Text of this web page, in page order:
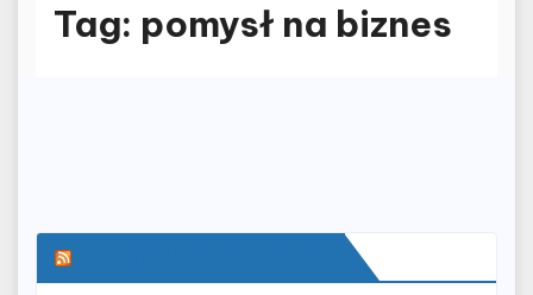
Tag: pomysł na biznes